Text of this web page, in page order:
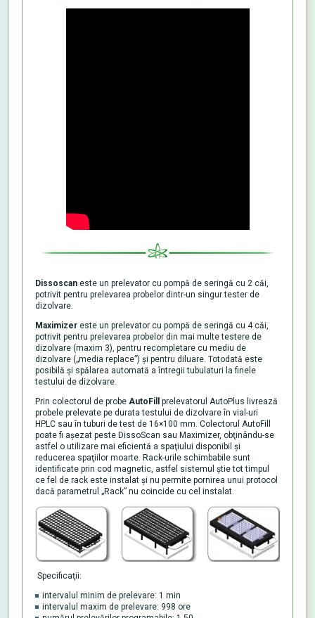
Dissoscan este un prelevator cu pompă de seringă cu 2 căi,
potrivit pentru prelevarea probelor dintr-un singur tester de
dizolvare.
Maximizer este un prelevator cu pompă de seringă cu 4 căi,
potrivit pentru prelevarea probelor din mai multe testere de
dizolvare (maxim 3), pentru recompletare cu mediu de
dizolvare („media replace”) şi pentru diluare. Totodată este
posibilă şi spălarea automată a întregii tubulaturi la finele
testului de dizolvare.
Prin colectorul de probe AutoFill prelevatorul AutoPlus livrează
probele prelevate pe durata testului de dizolvare în vial-uri
HPLC sau în tuburi de test de 16×100 mm. Colectorul AutoFill
poate fi aşezat peste DissoScan sau Maximizer, obţinându-se
astfel o utilizare mai eficientă a spaţiului disponibil şi
reducerea spaţiilor moarte. Rack-urile schimbabile sunt
identificate prin cod magnetic, astfel sistemul ştie tot timpul
ce fel de rack este instalat şi nu permite pornirea unui protocol
dacă parametrul „Rack” nu coincide cu cel instalat.
Specificaţii:
intervalul minim de prelevare: 1 min
intervalul maxim de prelevare: 998 ore